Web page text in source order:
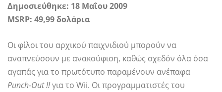
Δημοσιεύθηκε: 18 Μαΐου 2009
MSRP: 49,99 δολάρια
Οι φίλοι του αρχικού παιχνιδιού μπορούν να
αναπνεύσουν με ανακούφιση, καθώς σχεδόν όλα όσα
αγαπάς για το πρωτότυπο παραμένουν ανέπαφα
Punch-Out !!για το Wii. Οι προγραμματιστές του